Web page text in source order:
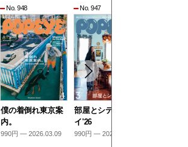
No. 948
僕の着倒れ東京案
内。
990円 — 2026.03.09
No. 947
部屋とシティボー
イ'26
990円 — 2026.02.09